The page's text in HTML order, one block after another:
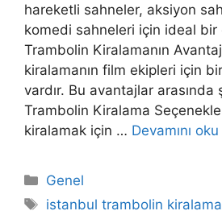
hareketli sahneler, aksiyon
komedi sahneleri için ideal bir
Trambolin Kiralamanın
kiralamanın film ekipleri için
vardır. Bu avantajlar arasında
Trambolin Kiralama
kiralamak için … Devamını oku
Kategoriler
Genel
Etiketler
istanbul trambolin kiralama